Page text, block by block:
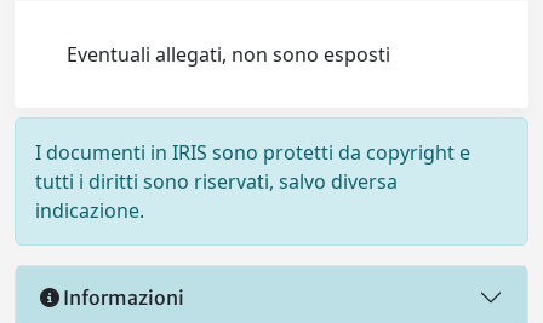
Eventuali allegati, non sono esposti
I documenti in IRIS sono protetti da copyright e
tutti i diritti sono riservati, salvo diversa
indicazione.
Informazioni